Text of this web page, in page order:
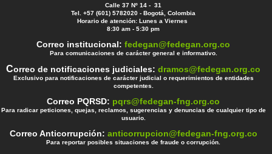
Calle 37 Nº 14 - 31
Tel. +57 (601) 5782020 - Bogotá, Colombia
Horario de atención: Lunes a Viernes
8:30 am - 5:30 pm
Correo institucional:fedegan@fedegan.org.co
Para comunicaciones de carácter general e informativo.
Correo de notificaciones judiciales:dramos@fedegan.org.co
Exclusivo para notificaciones de carácter judicial o requerimientos de entidades
competentes.
Correo PQRSD: pqrs@fedegan-fng.org.co
Para radicar peticiones, quejas, reclamos, sugerencias y denuncias de cualquier tipo de
usuario.
Correo Anticorrupción: anticorrupcion@fedegan-fng.org.co
Para reportar posibles situaciones de fraude o corrupción.